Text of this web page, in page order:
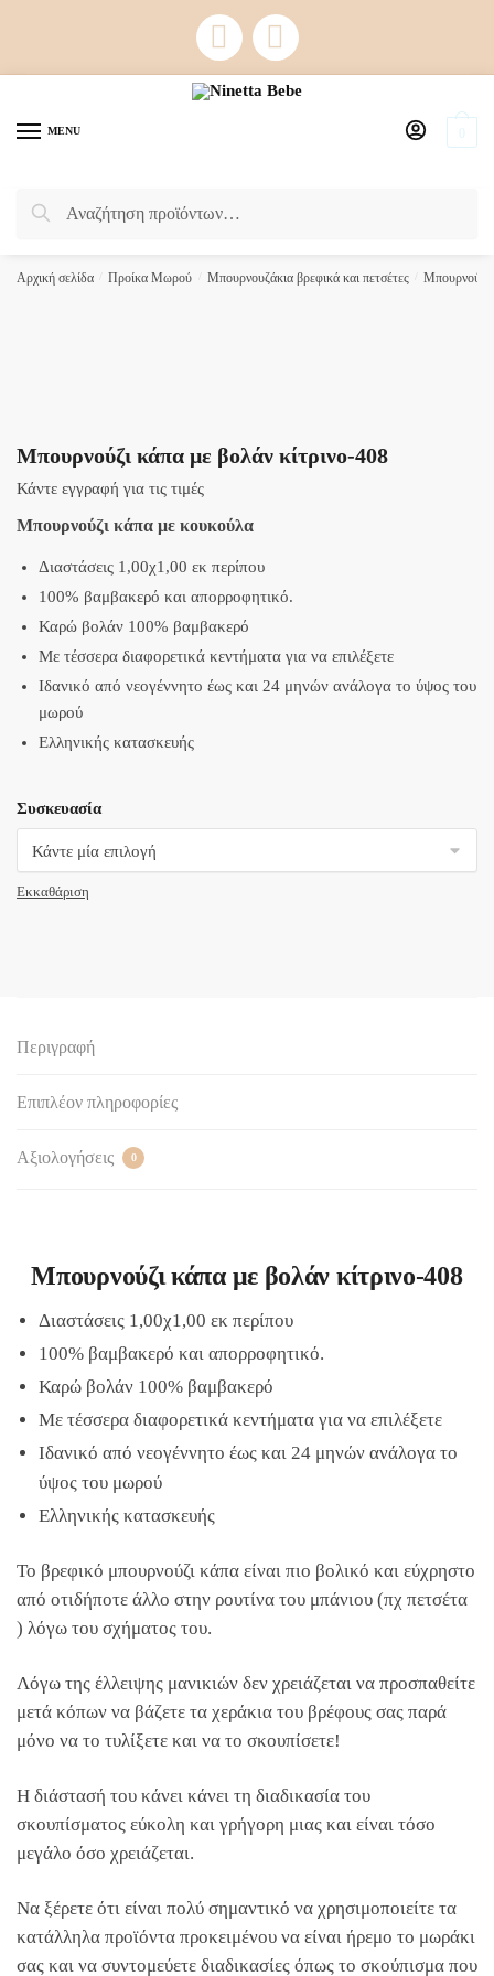
MENU
Αναζήτηση
Αναζήτηση
0
Αρχική σελίδα Προίκα Μωρού Μπουρνουζάκια βρεφικά και πετσέτες
Μπουρνούζι κάπα με βολάν κίτρινο-408
Κάντε εγγραφή για τις τιμές
Μπουρνούζι κάπα με κουκούλα
Διαστάσεις 1,00χ1,00 εκ περίπου
100% βαμβακερό και απορροφητικό.
Καρώ βολάν 100% βαμβακερό
Με τέσσερα διαφορετικά κεντήματα για να επιλέξετε
Ιδανικό από νεογέννητο έως και 24 μηνών ανάλογα το ύψος του
μωρού
Ελληνικής κατασκευής
Συσκευασία
Εκκαθάριση
Περιγραφή
Επιπλέον πληροφορίες
Αξιολογήσεις 0
Μπουρνούζι κάπα με βολάν κίτρινο-408
Διαστάσεις 1,00χ1,00 εκ περίπου
100% βαμβακερό και απορροφητικό.
Καρώ βολάν 100% βαμβακερό
Με τέσσερα διαφορετικά κεντήματα για να επιλέξετε
Ιδανικό από νεογέννητο έως και 24 μηνών ανάλογα το
ύψος του μωρού
Ελληνικής κατασκευής
Το βρεφικό μπουρνούζι κάπα είναι πιο βολικό και εύχρηστο
από οτιδήποτε άλλο στην ρουτίνα του μπάνιου (πχ πετσέτα
) λόγω του σχήματος του.
Λόγω της έλλειψης μανικιών δεν χρειάζεται να προσπαθείτε
μετά κόπων να βάζετε τα χεράκια του βρέφους σας παρά
μόνο να το τυλίξετε και να το σκουπίσετε!
Η διάστασή του κάνει κάνει τη διαδικασία του
σκουπίσματος εύκολη και γρήγορη μιας και είναι τόσο
μεγάλο όσο χρειάζεται.
Να ξέρετε ότι είναι πολύ σημαντικό να χρησιμοποιείτε τα
κατάλληλα προϊόντα προκειμένου να είναι ήρεμο το μωράκι
σας και να συντομεύετε διαδικασίες όπως το σκούπισμα που